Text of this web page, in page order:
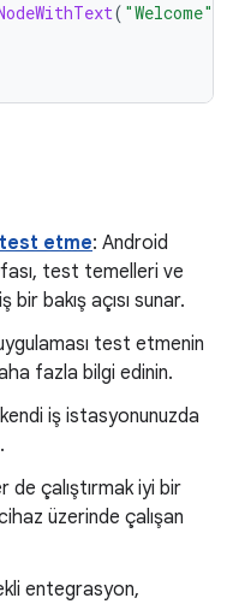
( "Welcome"
etme: Android
test temelleri ve
bir bakış açısı sunar.
test etmenin
fazla bilgi edinin.
iş istasyonunuzda
de çalıştırmak iyi bir
üzerinde çalışan
entegrasyon,